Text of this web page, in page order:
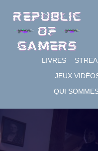
content
LIVRES
JEUX
QUI